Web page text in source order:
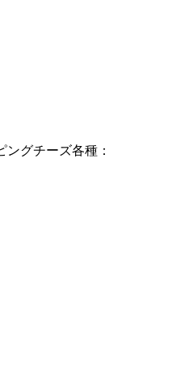
グチーズ各種：